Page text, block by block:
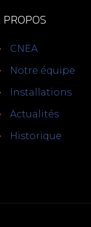
CNEA
Notre équipe
Installations
Actualités
Historique